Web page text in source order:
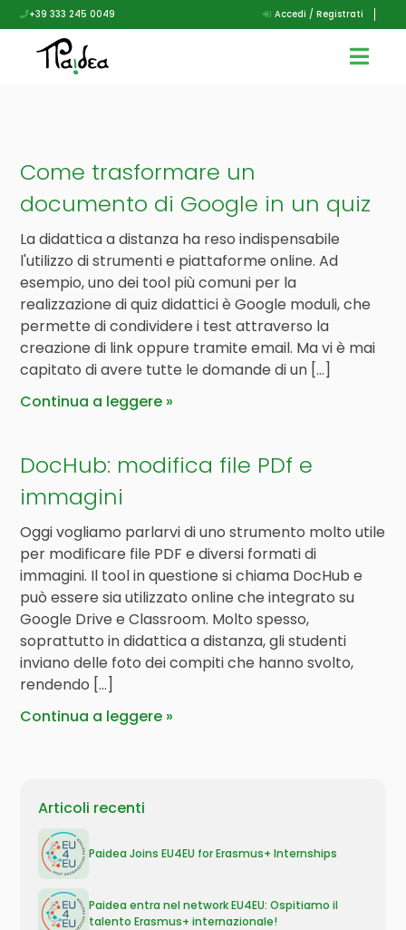
+39 333 245 0049 Accedi / Registrati
Come trasformare un
documento di Google in un quiz
La didattica a distanza ha reso indispensabile
l'utilizzo di strumenti e piattaforme online. Ad
esempio, uno dei tool più comuni per la
realizzazione di quiz didattici è Google moduli, che
permette di condividere i test attraverso la
creazione di link oppure tramite email. Ma vi è mai
capitato di avere tutte le domande di un […]
Continua a leggere
DocHub: modifica file PDf e
immagini
Oggi vogliamo parlarvi di uno strumento molto utile
per modificare file PDF e diversi formati di
immagini. Il tool in questione si chiama DocHub e
può essere sia utilizzato online che integrato su
Google Drive e Classroom. Molto spesso,
soprattutto in didattica a distanza, gli studenti
inviano delle foto dei compiti che hanno svolto,
rendendo […]
Continua a leggere
Articoli recenti
Paidea Joins EU4EU for Erasmus+ Internships
Paidea entra nel network EU4EU: Ospitiamo il
talento Erasmus+ internazionale!